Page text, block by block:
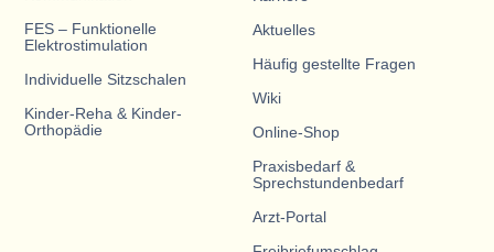
FES – Funktionelle
Elektrostimulation
Individuelle Sitzschalen
Kinder-Reha & Kinder-
Orthopädie
Aktuelles
Häufig gestellte Fragen
Wiki
Online-Shop
Praxisbedarf &
Sprechstundenbedarf
Arzt-Portal